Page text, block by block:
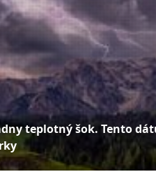
teplotný šok. Tento